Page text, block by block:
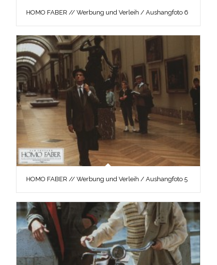
HOMO FABER // Werbung und Verleih / Aushangfoto 6
HOMO FABER // Werbung und Verleih / Aushangfoto 5